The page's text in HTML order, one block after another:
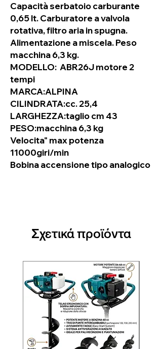
Capacità serbatoio carburante
0,65 lt. Carburatore a valvola
rotativa, filtro aria in spugna.
Alimentazione a miscela. Peso
macchina 6,3 kg.
MODELLO: ABR26J motore 2
tempi
MARCA:ALPINA
CILINDRATA:cc. 25,4
LARGHEZZA:taglio cm 43
PESO:macchina 6,3 kg
Velocita" max potenza
11000giri/min
Bobina accensione tipo analogico
Σχετικά προϊόντα